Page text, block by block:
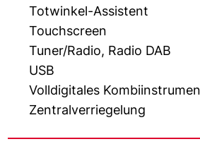
Totwinkel-Assistent
Touchscreen
Tuner/Radio, Radio DAB
USB
Volldigitales
Zentralverriegelung